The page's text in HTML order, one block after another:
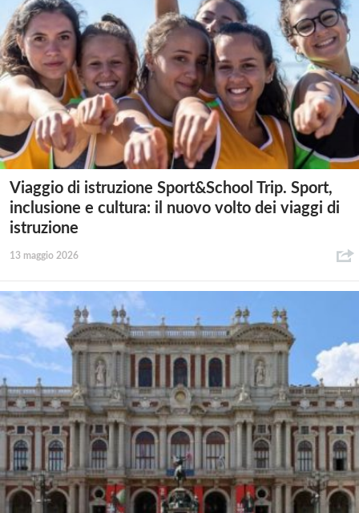
Viaggio di istruzione Sport&School Trip. Sport,
inclusione e cultura: il nuovo volto dei viaggi di
istruzione
13 maggio 2026